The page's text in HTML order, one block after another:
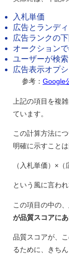
入札単価
広告とランデ
広告ランクの
オークション
ユーザーが検
広告表示オプ
参考： Google
上記の項目を複
ています。
この計算方法に
明確に示すこと
（入札単価）×
という風に言われ
この項目の中の、
が品質スコアに
品質スコアが、
るために、きち